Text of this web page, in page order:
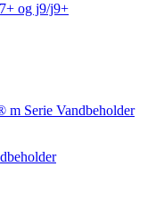
og j9/j9+